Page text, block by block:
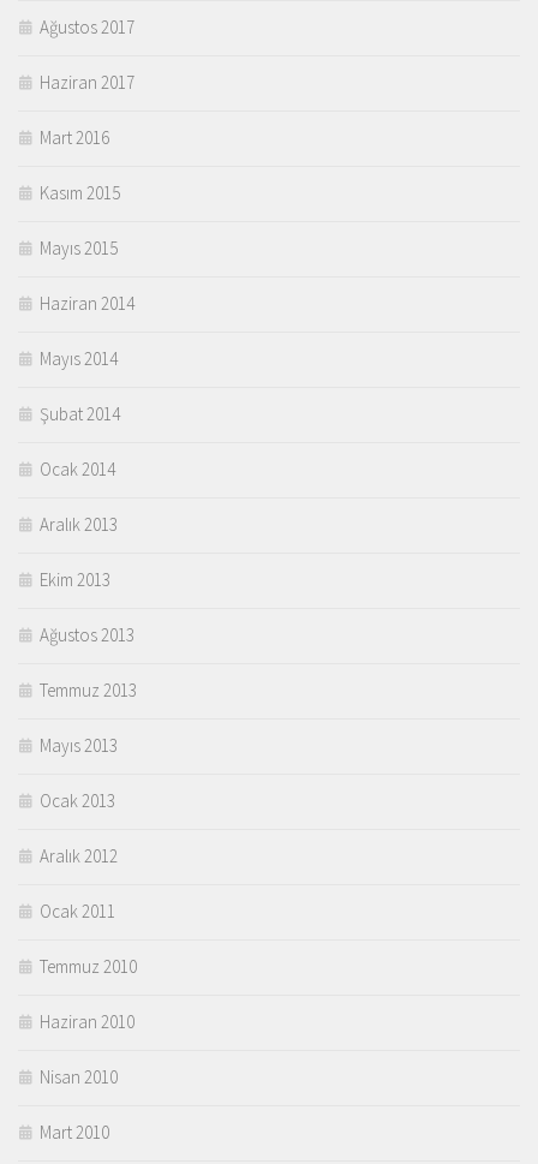
Ağustos 2017
Haziran 2017
Mart 2016
Kasım 2015
Mayıs 2015
Haziran 2014
Mayıs 2014
Şubat 2014
Ocak 2014
Aralık 2013
Ekim 2013
Ağustos 2013
Temmuz 2013
Mayıs 2013
Ocak 2013
Aralık 2012
Ocak 2011
Temmuz 2010
Haziran 2010
Nisan 2010
Mart 2010